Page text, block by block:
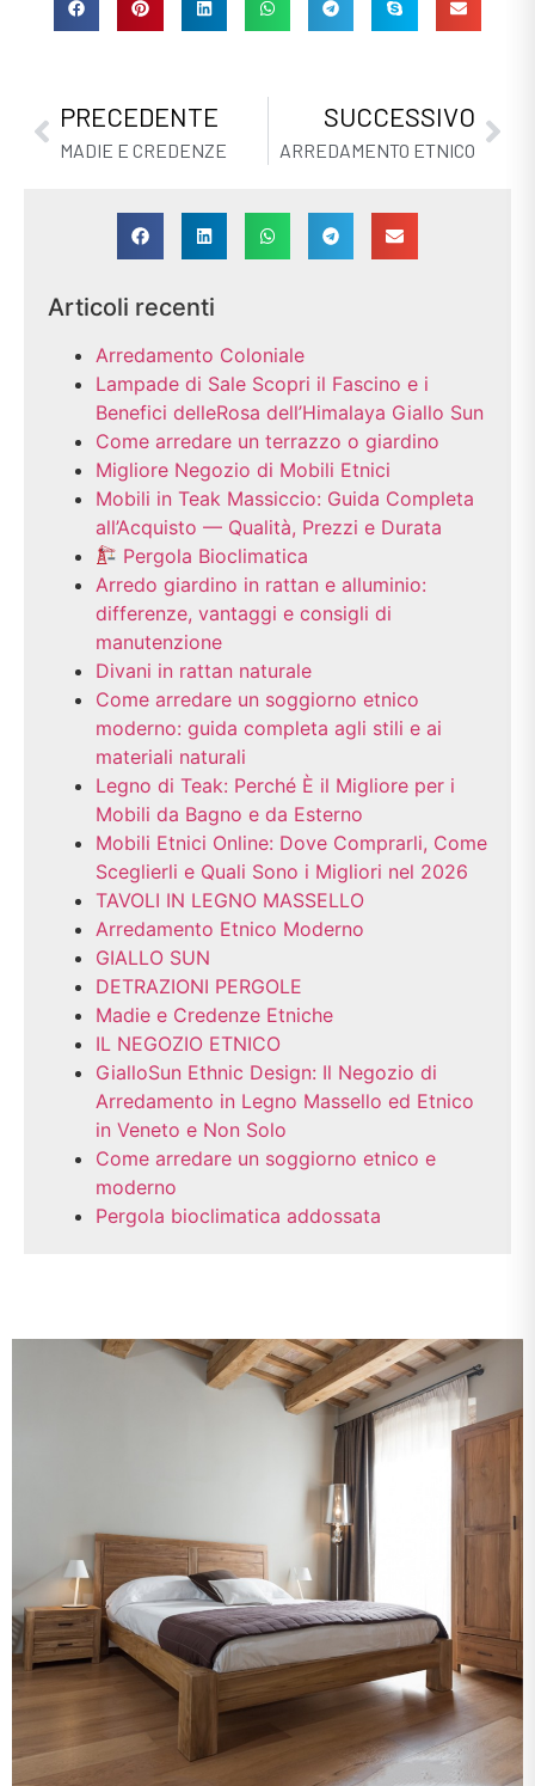
PRECEDENTE
MADIE E CREDENZE
SUCCESSIVO
ARREDAMENTO ETNICO
Articoli recenti
Arredamento Coloniale
Lampade di Sale Scopri il Fascino e i
Benefici delleRosa dell’Himalaya Giallo Sun
Come arredare un terrazzo o giardino
Migliore Negozio di Mobili Etnici
Mobili in Teak Massiccio: Guida Completa
all’Acquisto — Qualità, Prezzi e Durata
Pergola Bioclimatica
Arredo giardino in rattan e alluminio:
differenze, vantaggi e consigli di
manutenzione
Divani in rattan naturale
Come arredare un soggiorno etnico
moderno: guida completa agli stili e ai
materiali naturali
Legno di Teak: Perché È il Migliore per i
Mobili da Bagno e da Esterno
Mobili Etnici Online: Dove Comprarli, Come
Sceglierli e Quali Sono i Migliori nel 2026
TAVOLI IN LEGNO MASSELLO
Arredamento Etnico Moderno
GIALLO SUN
DETRAZIONI PERGOLE
Madie e Credenze Etniche
IL NEGOZIO ETNICO
GialloSun Ethnic Design: Il Negozio di
Arredamento in Legno Massello ed Etnico
in Veneto e Non Solo
Come arredare un soggiorno etnico e
moderno
Pergola bioclimatica addossata